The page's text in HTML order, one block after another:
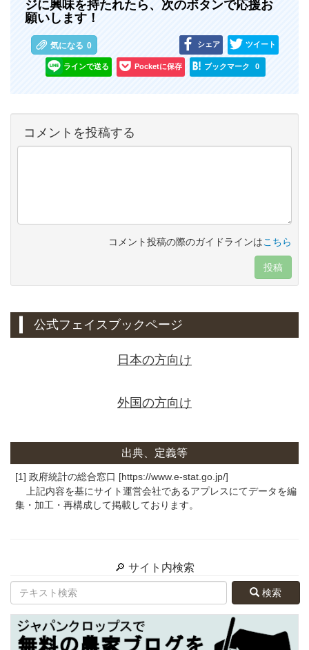
ジに興味を持たれたら、次のボタンで応援お
願いします！
気になる 0 シェア ツイート
ラインで送る Pocketに保存 ブックマーク 0
コメントを投稿する
コメント投稿の際のガイドラインはこちら
投稿
公式フェイスブックページ
日本の方向け
外国の方向け
出典、定義等
[1] 政府統計の総合窓口 [https://www.e-stat.go.jp/]
上記内容を基にサイト運営会社であるアプレスにてデータを編
集・加工・再構成して掲載しております。
🔎 サイト内検索
検索